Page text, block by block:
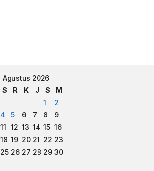
Agustus 2026
S R K J S
M
1
2
4 5 6 7 8
9
11 12 13 14 15 16
18 19 20 21 22 23
25 26 27 28 29 30